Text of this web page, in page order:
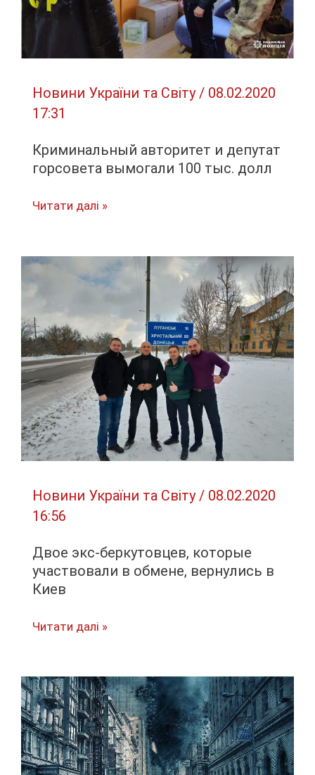
Новини України та Світу/ 08.02.2020
17:31
Криминальный авторитет и депутат
горсовета вымогали 100 тыс. долл
Криминальный
депутат
горсовета
вымогали
100
тыс.
долл
Читати далі »
Новини України та Світу/ 08.02.2020
16:56
Двое экс-беркутовцев, которые
участвовали в обмене, вернулись в
Киев
Двое
которые
участвовали
в
обмене,
вернулись
Читати далі »